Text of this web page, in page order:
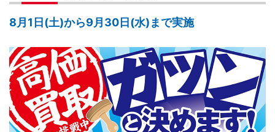
8月1日(土)から9月30日(水)まで実施